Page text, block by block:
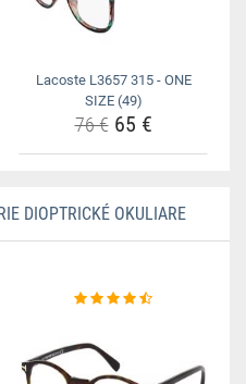
Lacoste L3657 315 - ONE
SIZE (49)
76 €65 €
DIOPTRICKÉ OKULIARE